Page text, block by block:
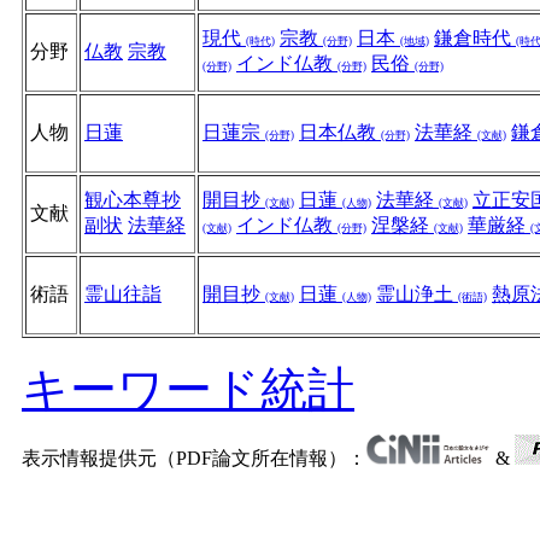
分野 仏教 宗教
現代 (時代) 宗教 (分野) 日本 (地域) 鎌倉時代 (時
(分野) インド仏教 (分野) 民俗 (分野)
人物 日蓮 日蓮宗 (分野) 日本仏教 (分野) 法華経 (文献) 鎌
文献
観心本尊抄
副状 法華経
開目抄 (文献) 日蓮 (人物) 法華経 (文献) 立正安
(文献) インド仏教 (分野) 涅槃経 (文献) 華厳経 (
術語 霊山往詣 開目抄 (文献) 日蓮 (人物) 霊山浄土 (術語) 熱原
キーワード統計
表示情報提供元（PDF論文所在情報）： &